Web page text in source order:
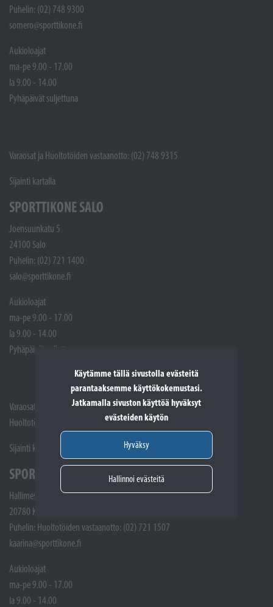
Käytämme tällä sivustolla evästeitä
parantaaksemme käyttökokemustasi.
Jatkamalla sivuston käyttöä hyväksyt
evästeiden käytön
Hyväksy
Hallinnoi evästeitä
Puhelin: (02) 748 9300
somero@sporttikone.fi
Aukioloajat
ma-pe 9.00 - 17.00
la 9.00 - 14.00
Pyhäpäivät suljettuna
Varaosat ja Huoltotöiden vastaanotto: (02) 748 9315
Sijainti kartalla
SPORTTIKONE SALO
Joensuunkatu 5
24100 Salo
Puhelin: (02) 721 1400
salo@sporttikone.fi
Aukioloajat
ma-pe 9.00 - 17.00
la 9.00 - 14.00
Pyhäpäivät suljettuna
Varaosat: (02) 721 1407
Huoltotöiden vastaanotto: 02 7211405
Sijainti kartalla
SPORTTIKONE KAARINA
Hallimestarinkatu 4
20780 Kaarina
Puhelin: Huoltotöiden vastaanotto: (02) 721 1507
kaarina@sporttikone.fi
Aukioloajat
ma-pe 9.00 - 17.00
la 9.00 - 14.00